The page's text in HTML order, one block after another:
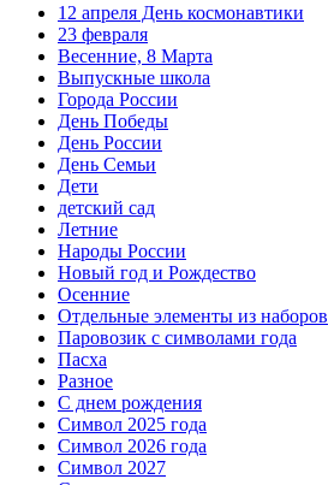
12 апреля День космонавтики
23 февраля
Весенние, 8 Марта
Выпускные школа
Города России
День Победы
День России
День Семьи
Дети
детский сад
Летние
Народы России
Новый год и Рождество
Осенние
Отдельные элементы из наборов
Паровозик с символами года
Пасха
Разное
С днем рождения
Символ 2025 года
Символ 2026 года
Символ 2027